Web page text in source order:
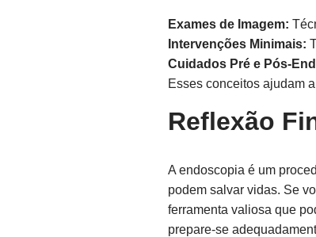
Exames de Imagem:
Intervenções Minimais:
Cuidados Pré e Pós-
Esses conceitos ajudam
Reflexão
A endoscopia é um
podem salvar vidas. Se
ferramenta valiosa que
prepare-se